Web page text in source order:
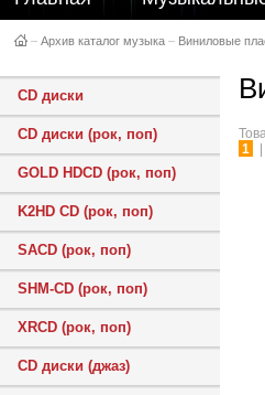
– Архив каталог музыка – Виниловые
CD диски
CD диски (рок, поп)
GOLD HDCD (рок, поп)
K2HD CD (рок, поп)
SACD (рок, поп)
SHM-CD (рок, поп)
XRCD (рок, поп)
CD диски (джаз)
1